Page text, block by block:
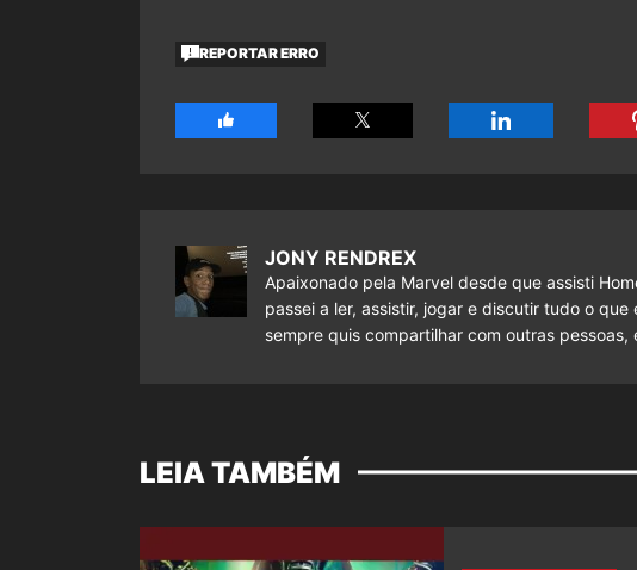
REPORTAR ERRO
JONY RENDREX
Apaixonado pela Marvel desde que assisti
passei a ler, assistir, jogar e discutir tudo o
sempre quis compartilhar com outras pessoas,
LEIA TAMBÉM